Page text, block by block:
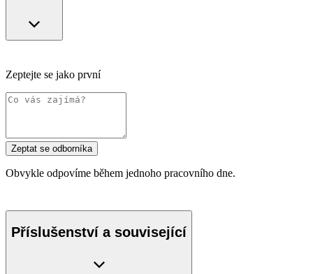
Zeptejte se jako první
Zeptat se odborníka
Obvykle odpovíme během jednoho pracovního dne.
Příslušenství a související